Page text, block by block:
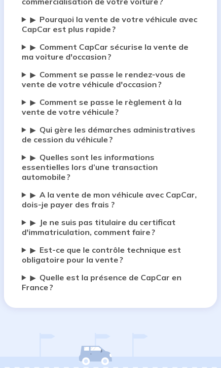
▶ Pourquoi la vente de votre véhicule avec
CapCar est plus rapide ?
▶ Comment CapCar sécurise la vente de
ma voiture d'occasion ?
▶ Comment se passe le rendez-vous de
vente de votre véhicule d'occasion ?
▶ Comment se passe le règlement à la
vente de votre véhicule ?
▶ Qui gère les démarches administratives
de cession du véhicule ?
▶ Quelles sont les informations
essentielles lors d’une transaction
automobile ?
▶ A la vente de mon véhicule avec CapCar,
dois-je payer des frais ?
▶
Je ne suis pas titulaire du certificat
d'immatriculation, comment faire ?
▶ Est-ce que le contrôle technique est
obligatoire pour la vente ?
▶ Quelle est la présence de CapCar en
France ?